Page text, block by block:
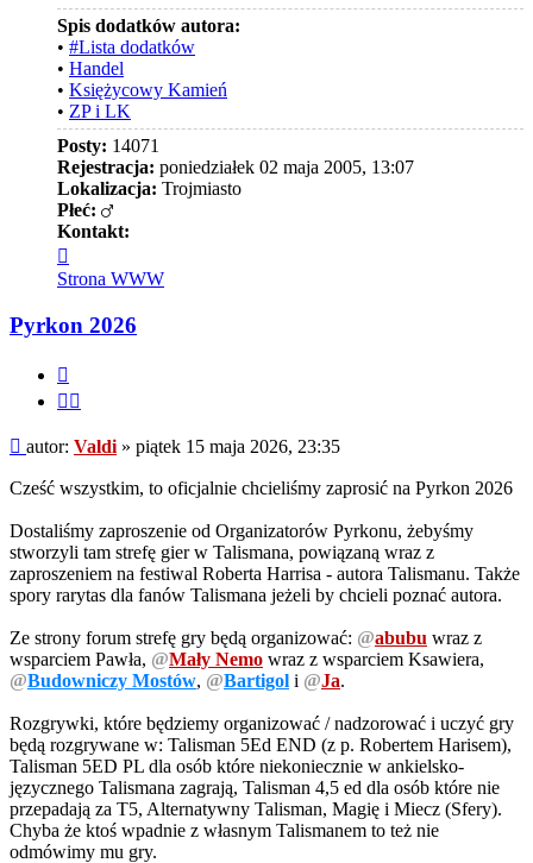
Spis dodatków autora:
• #Lista dodatków
• Handel
• Księżycowy Kamień
• ZP i LK
Posty: 14071
Rejestracja: poniedziałek 02 maja 2005, 13:07
Lokalizacja: Trojmiasto
Płeć:
Kontakt:
się
z
Valdi
Strona WWW
Pyrkon 2026
Post
autor: Valdi » piątek 15 maja 2026, 23:35
Cześć wszystkim, to oficjalnie chcieliśmy zaprosić na Pyrkon 2026
Dostaliśmy zaproszenie od Organizatorów Pyrkonu, żebyśmy
stworzyli tam strefę gier w Talismana, powiązaną wraz z
zaproszeniem na festiwal Roberta Harrisa - autora Talismanu. Także
spory rarytas dla fanów Talismana jeżeli by chcieli poznać autora.
Ze strony forum strefę gry będą organizować: @abubu wraz z
wsparciem Pawła, @Mały Nemo wraz z wsparciem Ksawiera,
@Budowniczy Mostów, @Bartigol i @Ja.
Rozgrywki, które będziemy organizować / nadzorować i uczyć gry
będą rozgrywane w: Talisman 5Ed END (z p. Robertem Harisem),
Talisman 5ED PL dla osób które niekoniecznie w ankielsko-
języcznego Talismana zagrają, Talisman 4,5 ed dla osób które nie
przepadają za T5, Alternatywny Talisman, Magię i Miecz (Sfery).
Chyba że ktoś wpadnie z własnym Talismanem to też nie
odmówimy mu gry.